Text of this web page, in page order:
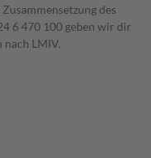
des
6 470 100 geben wir dir
nach LMIV.